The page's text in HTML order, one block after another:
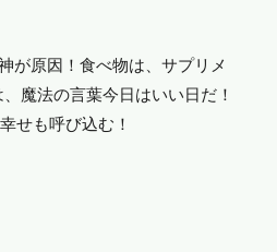
が原因！食べ物は、サプリメ
魔法の言葉今日はいい日だ！
せも呼び込む！